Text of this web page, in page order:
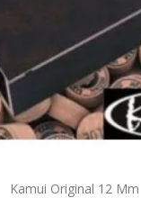
Kamui Original 12 Mm